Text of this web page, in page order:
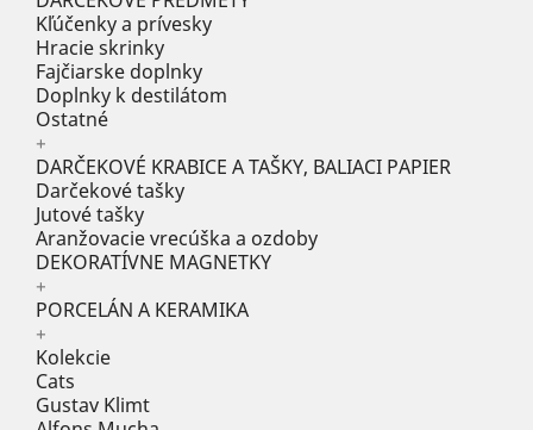
Kľúčenky a prívesky
Hracie skrinky
Fajčiarske doplnky
Doplnky k destilátom
Ostatné
+
DARČEKOVÉ KRABICE A TAŠKY, BALIACI PAPIER
Darčekové tašky
Jutové tašky
Aranžovacie vrecúška a ozdoby
DEKORATÍVNE MAGNETKY
+
PORCELÁN A KERAMIKA
+
Kolekcie
Cats
Gustav Klimt